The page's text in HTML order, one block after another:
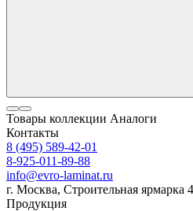
Товары коллекции Аналоги
Контакты
8 (495) 589-42-01
8-925-011-89-88
info@evro-laminat.ru
г. Москва, Строительная
Продукция